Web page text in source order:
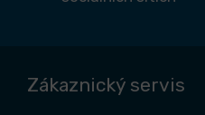
Zákaznický servis